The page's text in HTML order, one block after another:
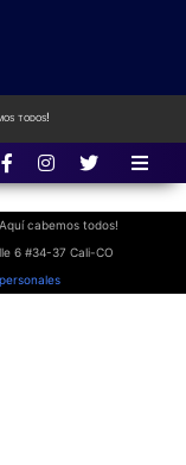
tan
todos!
cabemos todos!
6 #34-37 Cali-CO